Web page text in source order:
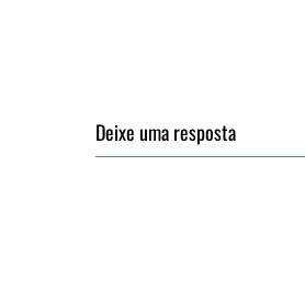
Deixe uma resposta